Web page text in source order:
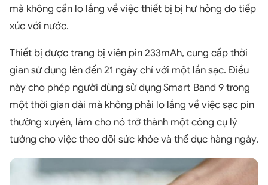
mà không cần lo lắng về việc thiết bị bị hư hỏng do tiếp
xúc với nước.
Thiết bị được trang bị viên pin 233mAh, cung cấp thời
gian sử dụng lên đến 21 ngày chỉ với một lần sạc. Điều
này cho phép người dùng sử dụng Smart Band 9 trong
một thời gian dài mà không phải lo lắng về việc sạc pin
thường xuyên, làm cho nó trở thành một công cụ lý
tưởng cho việc theo dõi sức khỏe và thể dục hàng ngày.